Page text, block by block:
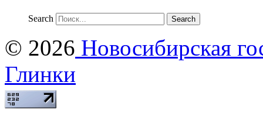
Search
© 2026 Новосибирская
Глинки